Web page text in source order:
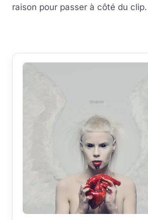
raison pour passer à côté du clip.